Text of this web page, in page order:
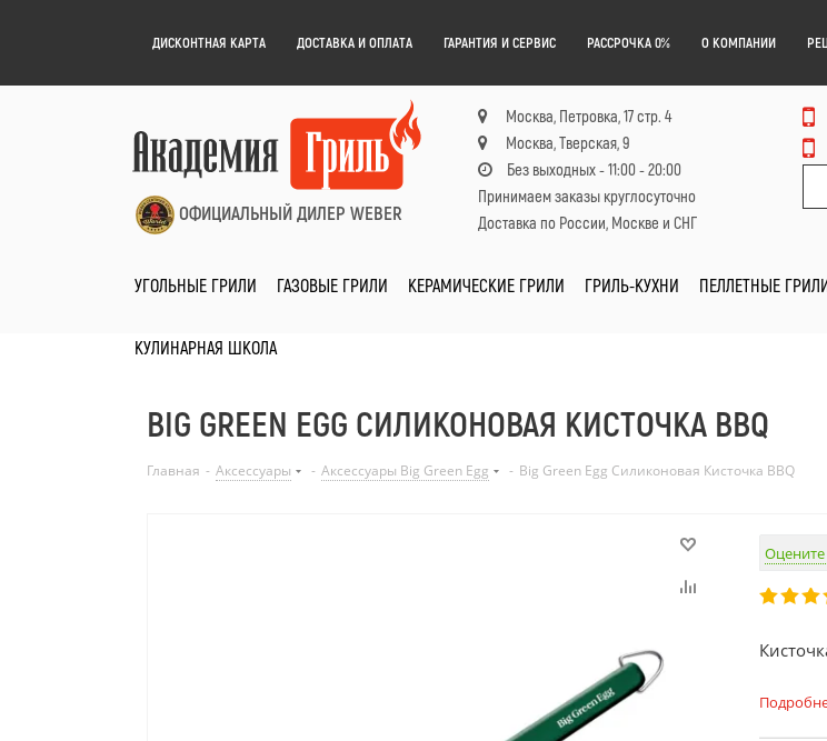
ДИСКОНТНАЯ КАРТА ДОСТАВКА И ОПЛАТА ГАРАНТИЯ И СЕРВИС РАССРОЧКА 0% О КОМПАНИИ
ОФИЦИАЛЬНЫЙ ДИЛЕР WEBER
Москва, Петровка, 17 стр. 4
Москва, Тверская, 9
Без выходных - 11:00 - 20:00
Принимаем заказы круглосуточно
Доставка по России, Москве и СНГ
УГОЛЬНЫЕ ГРИЛИ ГАЗОВЫЕ ГРИЛИ КЕРАМИЧЕСКИЕ ГРИЛИ ГРИЛЬ-КУХНИ ПЕЛЛЕТНЫЕ
КУЛИНАРНАЯ ШКОЛА
BIG GREEN EGG СИЛИКОНОВАЯ КИСТОЧКА BBQ
Главная - Аксессуары - Аксессуары Big Green Egg - Big Green Egg Силиконовая Кисточка BBQ
Оцените